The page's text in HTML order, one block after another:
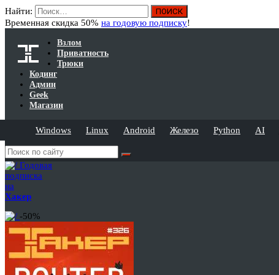
Найти:
Временная скидка 50% на годовую подписку!
Взлом
Приватность
Трюки
Кодинг
Админ
Geek
Магазин
Windows Linux Android Железо Python AI
Годовая
подписка
на
Хакер
-50%